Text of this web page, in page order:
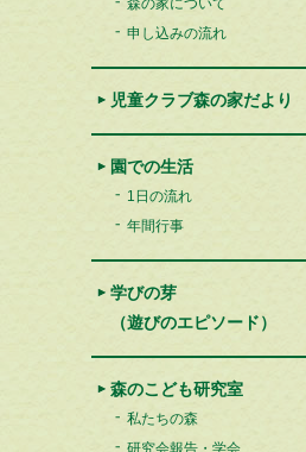
申し込みの流れ
児童クラブ森の家だより
園での生活
1日の流れ
年間行事
学びの芽
（遊びのエピソード）
森のこども研究室
私たちの森
研究会報告・学会